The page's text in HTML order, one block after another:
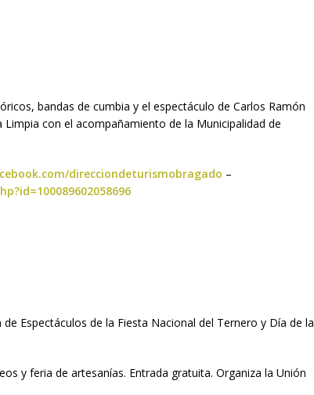
bandas de cumbia y el espectáculo de Carlos Ramón
Limpia con el acompañamiento de la Municipalidad de
direcciondeturismobragado –
Espectáculos de la Fiesta Nacional del Ternero y Día de la
y feria de artesanías. Entrada gratuita. Organiza la Unión